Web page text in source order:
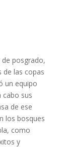
posgrado,
de las copas
un equipo
cabo sus
de ese
los bosques
como
y